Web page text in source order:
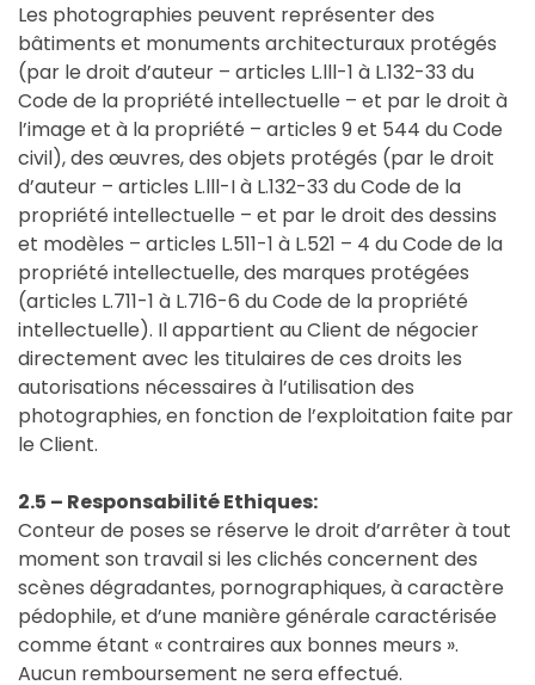
Les photographies peuvent représenter des
bâtiments et monuments architecturaux protégés
(par le droit d’auteur – articles L.lll-1 à L.132-33 du
Code de la propriété intellectuelle – et par le droit à
l’image et à la propriété – articles 9 et 544 du Code
civil), des œuvres, des objets protégés (par le droit
d’auteur – articles L.lll-I à L.132-33 du Code de la
propriété intellectuelle – et par le droit des dessins
et modèles – articles L.511-1 à L.521 – 4 du Code de la
propriété intellectuelle, des marques protégées
(articles L.711-1 à L.716-6 du Code de la propriété
intellectuelle). Il appartient au Client de négocier
directement avec les titulaires de ces droits les
autorisations nécessaires à l’utilisation des
photographies, en fonction de l’exploitation faite par
le Client.
2.5 – Responsabilité Ethiques:
Conteur de poses se réserve le droit d’arrêter à tout
moment son travail si les clichés concernent des
scènes dégradantes, pornographiques, à caractère
pédophile, et d’une manière générale caractérisée
comme étant « contraires aux bonnes meurs ».
Aucun remboursement ne sera effectué.